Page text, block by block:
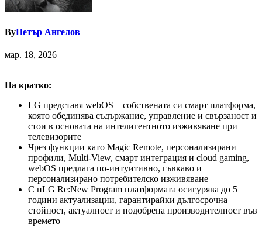
ByПетър Ангелов
мар. 18, 2026
На кратко:
LG представя webOS – собствената си смарт платформа,
която обединява съдържание, управление и свързаност и
стои в основата на интелигентното изживяване при
телевизорите
Чрез функции като Magic Remote, персонализирани
профили, Multi-View, смарт интеграция и cloud gaming,
webOS предлага по-интуитивно, гъвкаво и
персонализирано потребителско изживяване
С пLG Re:New Program платформата осигурява до 5
години актуализации, гарантирайки дългосрочна
стойност, актуалност и подобрена производителност във
времето